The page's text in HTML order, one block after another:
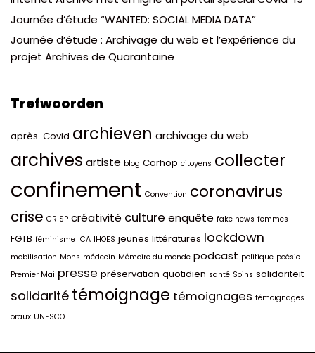
Journée d’étude “WANTED: SOCIAL MEDIA DATA”
Journée d’étude : Archivage du web et l’expérience du
projet Archives de Quarantaine
Trefwoorden
après-Covid archieven archivage du web
archives artiste blog Carhop citoyens collecter
confinement Convention coronavirus
crise CRISP créativité culture enquête fake news femmes
FGTB féminisme ICA IHOES jeunes littératures lockdown
mobilisation Mons médecin Mémoire du monde podcast politique poésie
Premier Mai presse préservation quotidien santé Soins solidariteit
solidarité témoignage témoignages témoignages
oraux UNESCO